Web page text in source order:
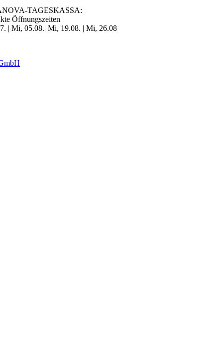
TAGESKASSA:
Öffnungszeiten
| Mi, 05.08.| Mi, 19.08. | Mi, 26.08